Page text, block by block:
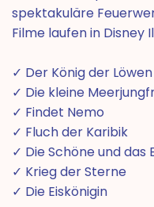
spektakuläre
Filme laufen in Disney
✓ Der König der Löwen
✓ Die kleine
✓ Findet Nemo
✓ Fluch der Karibik
✓ Die Schöne und das
✓ Krieg der Sterne
✓ Die Eiskönigin